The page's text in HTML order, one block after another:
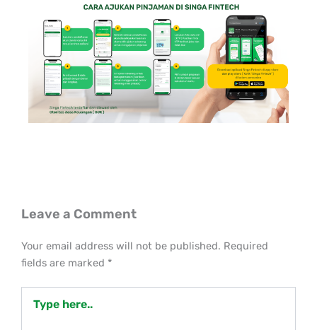
Leave a Comment
Your email address will not be published. Required
fields are marked *
here..